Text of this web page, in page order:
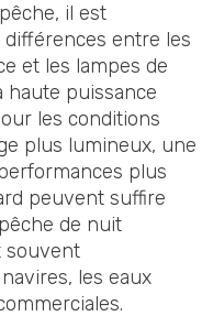
il est
entre les
et les lampes de
haute puissance
les conditions
plus lumineux, une
plus
peuvent suffire
de nuit
souvent
les eaux